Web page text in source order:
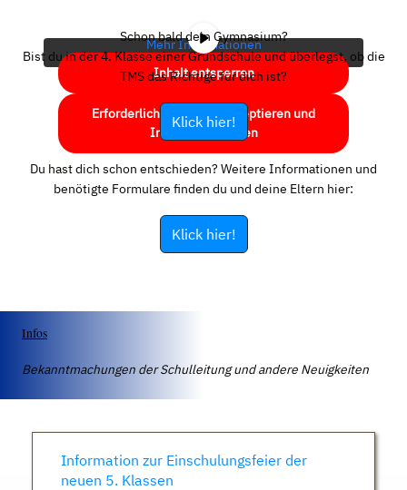
Mehr Informationen
Inhalt entsperren
Erforderlichen Service akzeptieren und
Inhalte entsperren
Schon bald dein Gymnasium?
Bist du in der 4. Klasse einer Grundschule und überlegst, ob die
TMS das Richtige für dich ist?
Klick hier!
Du hast dich schon entschieden? Weitere Informationen und
benötigte Formulare finden du und deine Eltern hier:
Klick hier!
Infos
Bekanntmachungen der Schulleitung und andere Neuigkeiten
Information zur Einschulungsfeier der
neuen 5. Klassen